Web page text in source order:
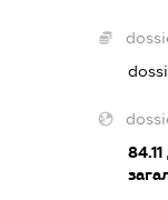
84.11